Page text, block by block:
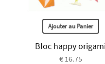
Ajouter au Panier
Bloc happy
€ 16.75